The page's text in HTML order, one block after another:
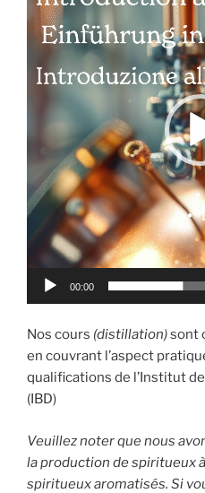
00:00
Nos cours (distillation)sont
en couvrant l’aspect
qualifications de l’Institut
(IBD)
Veuillez noter que nous
la production de spiritueux
spiritueux aromatisés. Si